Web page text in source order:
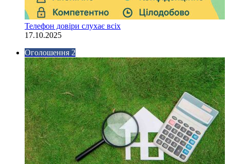
Телефон довіри слухає всіх
17.10.2025
Оголошення 2